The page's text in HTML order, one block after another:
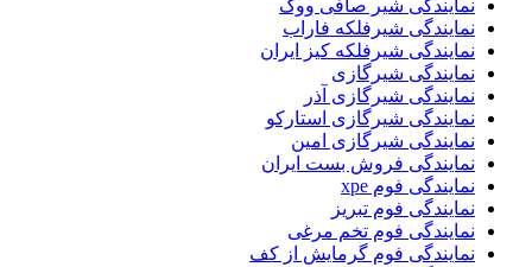
نمایندگی شیر صافی ووگ
نمایندگی شیرفلکه فاراب
نمایندگی شیرفلکه کیز ایران
نمایندگی شیرگازی
نمایندگی شیرگازی آذر
نمایندگی شیرگازی استارکو
نمایندگی شیرگازی امین
نمایندگی فروش بست ایران
نمایندگی فوم xpe
نمایندگی فوم تبریز
نمایندگی فوم تخم مرغی
نمایندگی فوم گرمایش از کف